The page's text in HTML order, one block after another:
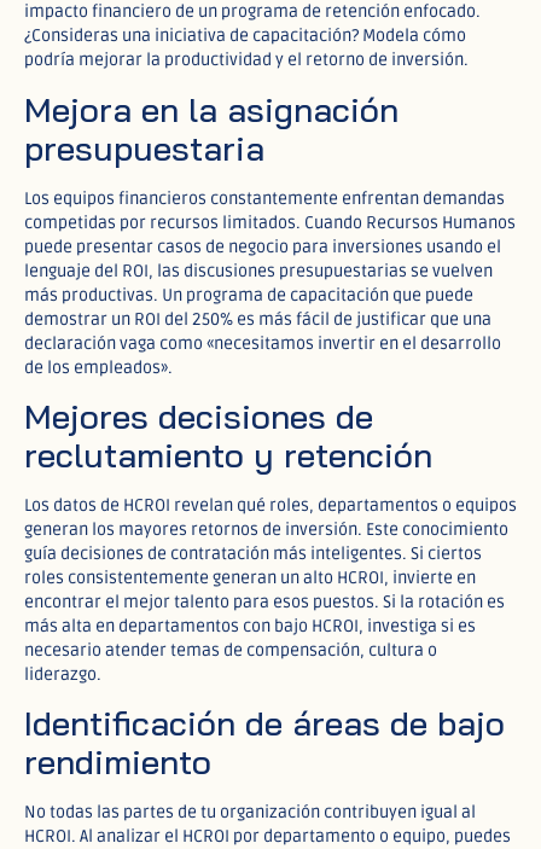
impacto financiero de un programa de retención enfocado.
¿Consideras una iniciativa de capacitación? Modela cómo
podría mejorar la productividad y el retorno de inversión.
Mejora en la asignación
presupuestaria
Los equipos financieros constantemente enfrentan demandas
competidas por recursos limitados. Cuando Recursos Humanos
puede presentar casos de negocio para inversiones usando el
lenguaje del ROI, las discusiones presupuestarias se vuelven
más productivas. Un programa de capacitación que puede
demostrar un ROI del 250% es más fácil de justificar que una
declaración vaga como «necesitamos invertir en el desarrollo
de los empleados».
Mejores decisiones de
reclutamiento y retención
Los datos de HCROI revelan qué roles, departamentos o equipos
generan los mayores retornos de inversión. Este conocimiento
guía decisiones de contratación más inteligentes. Si ciertos
roles consistentemente generan un alto HCROI, invierte en
encontrar el mejor talento para esos puestos. Si la rotación es
más alta en departamentos con bajo HCROI, investiga si es
necesario atender temas de compensación, cultura o
liderazgo.
Identificación de áreas de bajo
rendimiento
No todas las partes de tu organización contribuyen igual al
HCROI. Al analizar el HCROI por departamento o equipo, puedes